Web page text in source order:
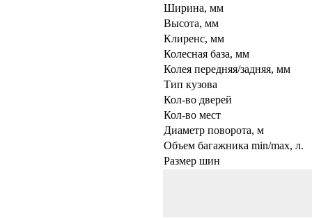
Ширина, мм
Высота, мм
Клиренс, мм
Колесная база, мм
Колея передняя/задняя, мм
Тип кузова
Кол-во дверей
Кол-во мест
Диаметр поворота, м
Объем багажника min/max, л.
Размер шин